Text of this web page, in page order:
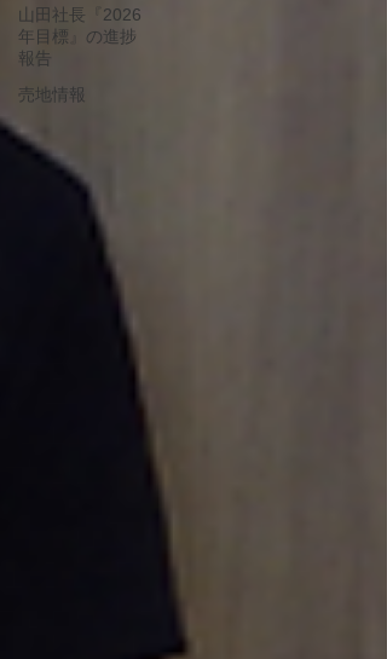
山田社長『2026
年目標』の進捗
報告
売地情報